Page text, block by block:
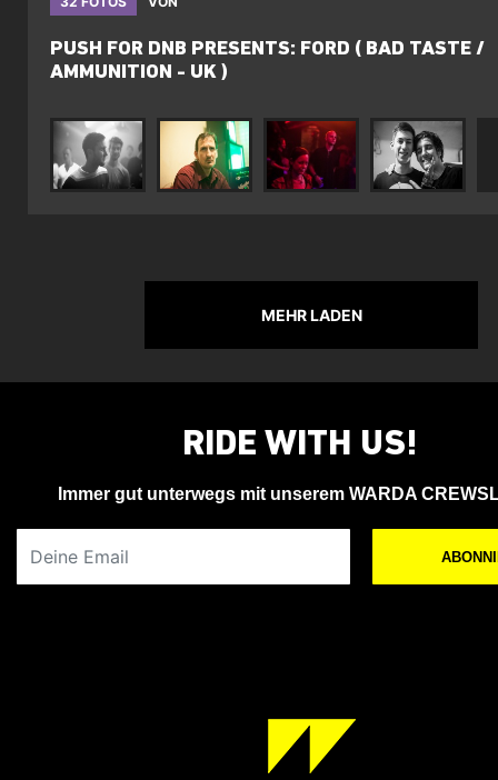
PUSH FOR DNB PRESENTS: FORD ( BAD TASTE /
AMMUNITION - UK )
MEHR LADEN
RIDE WITH US!
Immer gut unterwegs mit unserem WARDA